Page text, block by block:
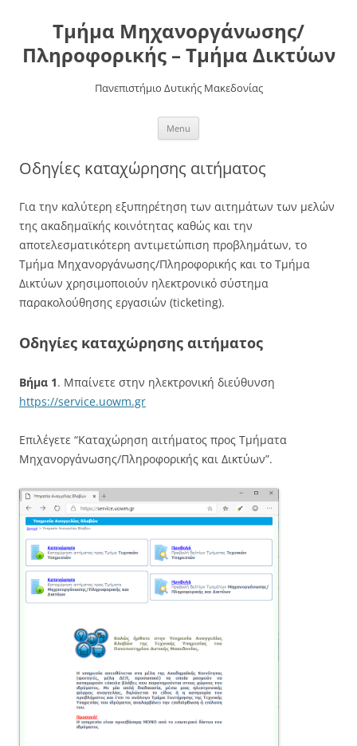
Τμήμα Μηχανοργάνωσης/
Πληροφορικής – Τμήμα Δικτύων
Πανεπιστήμιο Δυτικής Μακεδονίας
Menu
Οδηγίες καταχώρησης αιτήματος
Για την καλύτερη εξυπηρέτηση των αιτημάτων των μελών
της ακαδημαϊκής κοινότητας καθώς και την
αποτελεσματικότερη αντιμετώπιση προβλημάτων, το
Τμήμα Μηχανοργάνωσης/Πληροφορικής και το Τμήμα
Δικτύων χρησιμοποιούν ηλεκτρονικό σύστημα
παρακολούθησης εργασιών (ticketing).
Οδηγίες καταχώρησης αιτήματος
Βήμα 1. Μπαίνετε στην ηλεκτρονική διεύθυνση
https://service.uowm.gr
Επιλέγετε “Καταχώρηση αιτήματος προς Τμήματα
Μηχανοργάνωσης/Πληροφορικής και Δικτύων”.